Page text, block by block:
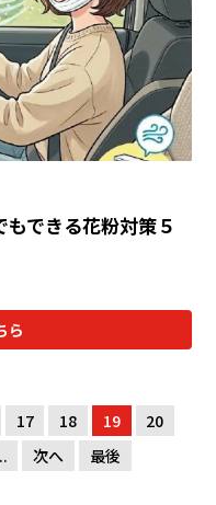
できる花粉対策５
ら
17 18 19
20
次へ 最後